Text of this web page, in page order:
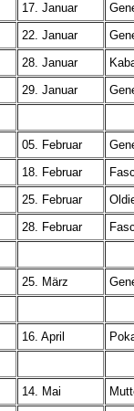
17. Januar
22. Januar
28. Januar
29. Januar
05. Februar
18. Februar
25. Februar
28. Februar
25. März
16. April
14. Mai